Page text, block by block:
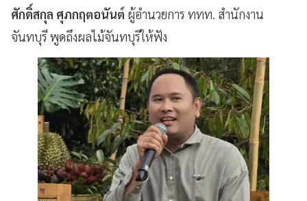
ศักดิ์สกุล ศุภกฤตอนันต์ ผู้อำนวยการ ททท. สำนักงาน
จันทบุรี พูดถึงผลไม้จันทบุรีให้ฟัง